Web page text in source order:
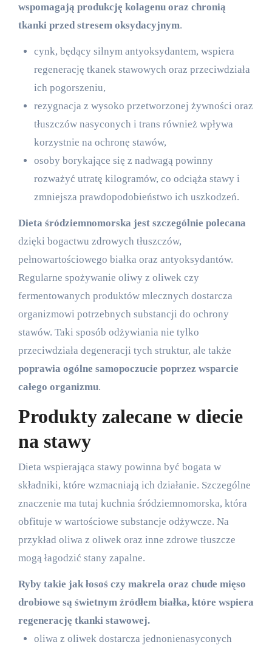
wspomagają produkcję kolagenu oraz chronią
tkanki przed stresem oksydacyjnym.
cynk, będący silnym antyoksydantem, wspiera
regenerację tkanek stawowych oraz przeciwdziała
ich pogorszeniu,
rezygnacja z wysoko przetworzonej żywności oraz
tłuszczów nasyconych i trans również wpływa
korzystnie na ochronę stawów,
osoby borykające się z nadwagą powinny
rozważyć utratę kilogramów, co odciąża stawy i
zmniejsza prawdopodobieństwo ich uszkodzeń.
Dieta śródziemnomorska jest szczególnie polecana
dzięki bogactwu zdrowych tłuszczów,
pełnowartościowego białka oraz antyoksydantów.
Regularne spożywanie oliwy z oliwek czy
fermentowanych produktów mlecznych dostarcza
organizmowi potrzebnych substancji do ochrony
stawów. Taki sposób odżywiania nie tylko
przeciwdziała degeneracji tych struktur, ale także
poprawia ogólne samopoczucie poprzez wsparcie
całego organizmu.
Produkty zalecane w diecie
na stawy
Dieta wspierająca stawy powinna być bogata w
składniki, które wzmacniają ich działanie. Szczególne
znaczenie ma tutaj kuchnia śródziemnomorska, która
obfituje w wartościowe substancje odżywcze. Na
przykład oliwa z oliwek oraz inne zdrowe tłuszcze
mogą łagodzić stany zapalne.
Ryby takie jak łosoś czy makrela oraz chude mięso
drobiowe są świetnym źródłem białka, które wspiera
regenerację tkanki stawowej.
oliwa z oliwek dostarcza jednonienasyconych